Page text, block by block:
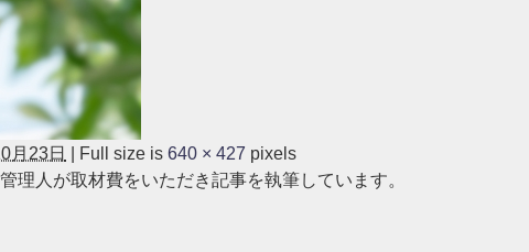
月23日 Full size is 640 × 427 pixels
人が取材費をいただき記事を執筆しています。